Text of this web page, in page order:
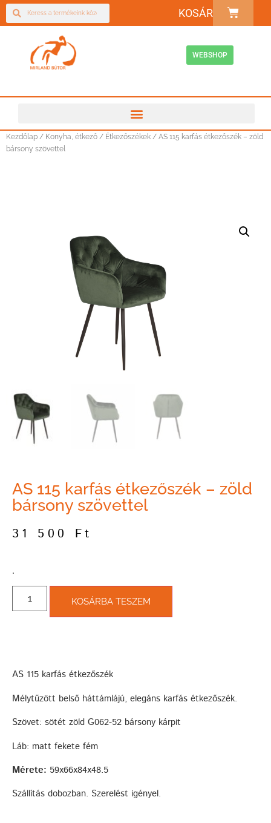
KOSÁR
WEBSHOP
Kezdőlap / Konyha, étkező / Étkezőszékek / AS 115 karfás étkezőszék – zöld
bársony szövettel
AS 115 karfás étkezőszék – zöld
bársony szövettel
31 500 Ft
­.
KOSÁRBA TESZEM
AS 115 karfás étkezőszék
Mélytűzött belső háttámlájú, elegáns karfás étkezőszék.
Szövet: sötét zöld G062-52 bársony kárpit
Láb: matt fekete fém
Mérete: 59x66x84x48.5
Szállítás dobozban. Szerelést igényel.